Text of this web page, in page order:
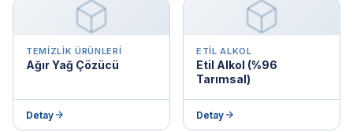
TEMIZLIK ÜRÜNLERI
Ağır Yağ Çözücü
Detay
ETIL ALKOL
Etil Alkol (%96
Tarımsal)
Detay